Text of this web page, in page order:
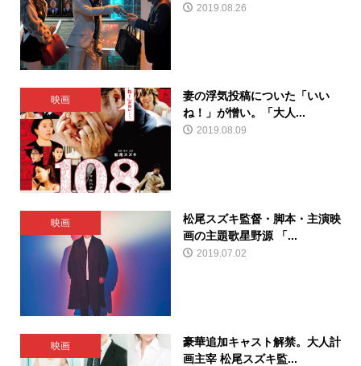
2019.08.26
映画
妻の浮気投稿についた「いい
ね！」が憎い。「大人...
2019.08.09
映画
松尾スズキ監督・脚本・主演映
画の主題歌星野源 「...
2019.07.02
映画
豪華追加キャスト解禁。大人計
画主宰 松尾スズキ監...